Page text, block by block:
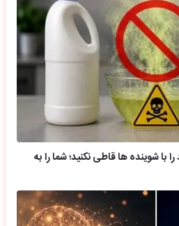
باشد هرگز این 5 مواد را با شوینده ها قاطی نکنید؛ شما را به